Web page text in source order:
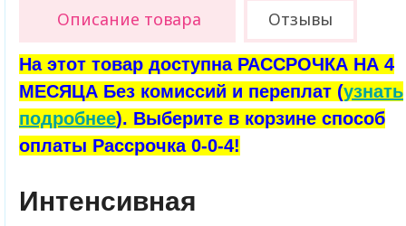
Описание товара Отзывы
На этот товар доступна РАССРОЧКА НА 4
МЕСЯЦА Без комиссий и переплат (узнать
подробнее). Выберите в корзине способ
оплаты Рассрочка 0-0-4!
Интенсивная